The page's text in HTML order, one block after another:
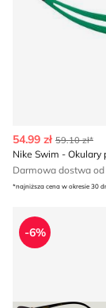
54.99 zł 59.10 zł*
Darmowa dostwa od
*najniższa cena w okresie 30
Okulary
-6%